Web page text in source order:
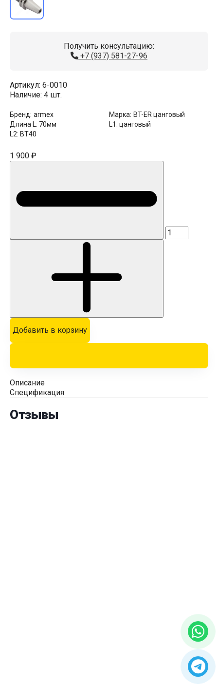
Получить консультацию:
+7 (937) 581-27-96
Артикул: 6-0010
Наличие: 4 шт.
Бренд: armex Марка: BT-ER цанговый
Длина L: 70мм L1: цанговый
L2: BT40
1 900 ₽
Добавить в корзину
Описание
Спецификация
Отзывы